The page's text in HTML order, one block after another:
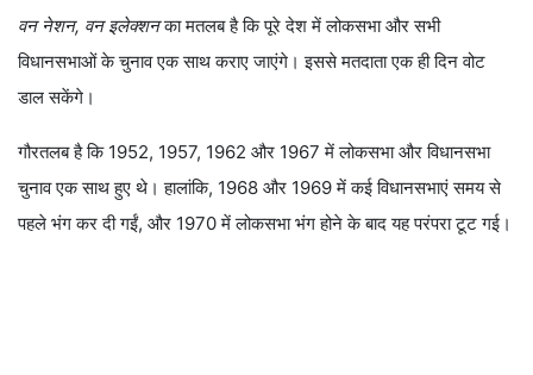
वन नेशन, वन इलेक्शनका मतलब है कि पूरे देश में लोकसभा और सभी
विधानसभाओं के चुनाव एक साथ कराए जाएंगे। इससे मतदाता एक ही दिन वोट
डाल सकेंगे।
गौरतलब है कि 1952, 1957, 1962 और 1967 में लोकसभा और विधानसभा
चुनाव एक साथ हुए थे। हालांकि, 1968 और 1969 में कई विधानसभाएं समय से
पहले भंग कर दी गईं, और 1970 में लोकसभा भंग होने के बाद यह परंपरा टूट गई।